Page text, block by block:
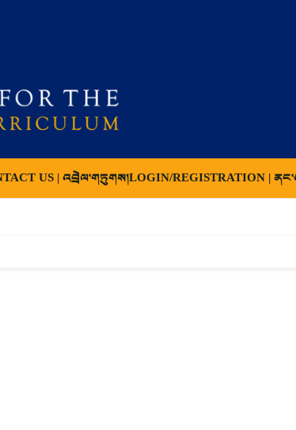
US | འབྲེལ་གཏུགས།LOGIN/REGISTRATION |